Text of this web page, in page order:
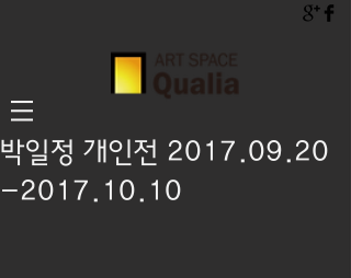
박일정 개인전 2017.09.20
-2017.10.10